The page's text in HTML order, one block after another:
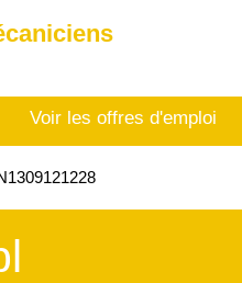
Voir les offres d'emploi